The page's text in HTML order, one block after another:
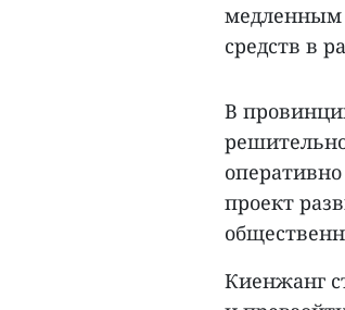
медленным
средств в
В
проект
Киенжанг